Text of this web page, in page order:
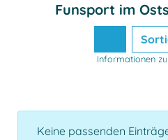
Funsport im
Informationen
Keine passenden